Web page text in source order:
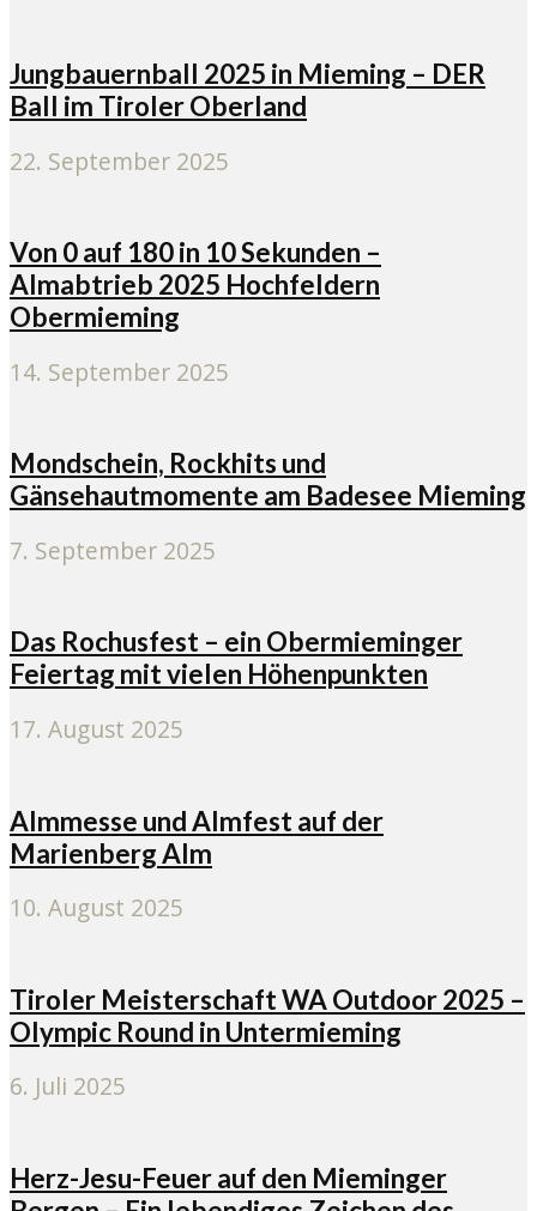
Jungbauernball 2025 in Mieming – DER
Ball im Tiroler Oberland
22. September 2025
Von 0 auf 180 in 10 Sekunden –
Almabtrieb 2025 Hochfeldern
Obermieming
14. September 2025
Mondschein, Rockhits und
Gänsehautmomente am Badesee Mieming
7. September 2025
Das Rochusfest – ein Obermieminger
Feiertag mit vielen Höhenpunkten
17. August 2025
Almmesse und Almfest auf der
Marienberg Alm
10. August 2025
Tiroler Meisterschaft WA Outdoor 2025 –
Olympic Round in Untermieming
6. Juli 2025
Herz-Jesu-Feuer auf den Mieminger